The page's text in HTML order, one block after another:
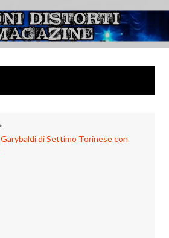
Suoni Distorti
Magazine
varie sonorità alternative
di Settimo Torinese con